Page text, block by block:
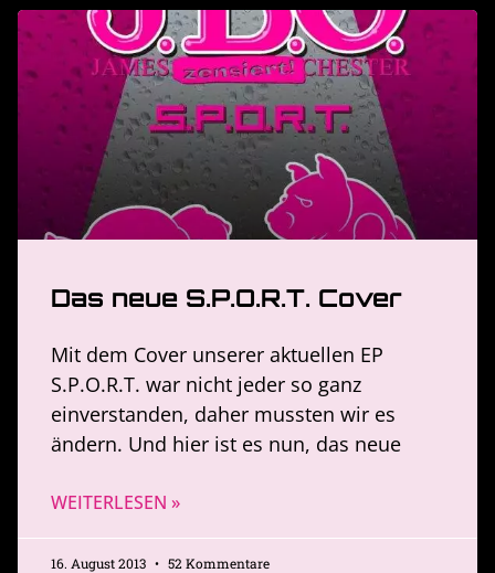
Das neue S.P.O.R.T. Cover
Mit dem Cover unserer aktuellen EP
S.P.O.R.T. war nicht jeder so ganz
einverstanden, daher mussten wir es
ändern. Und hier ist es nun, das neue
WEITERLESEN »
16. August 2013 52 Kommentare